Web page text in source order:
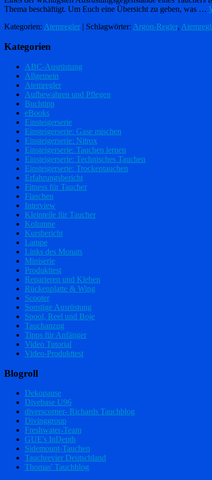
Thema beschäftigt. Um Euch eine Übersicht zu geben, was …
Kategorien: Atemregler | Schlagwörter: Argon-Regler,
Kategorien
ABC-Ausrüstung
Allgemein
Atemregler
Aufbewahren und Pflegen
Buchtipp
eBooks
Einsteigerserie
Einsteigerserie: Gase mischen
Einsteigerserie: Nitrox
Einsteigerserie: Tauchen lernen
Einsteigerserie: Technisches Tauchen
Einsteigerserie: Trockentauchen
Erfahrungsbericht
Fitness für Taucher
Flaschen
Interview
Kleinteile für Taucher
Kolumne
Kursbericht
Lampe
Links des Monats
Miniserie
Produkttest
Reparieren und Kleben
Rückenplatte & Wing
Scooter
Sonstige Ausrüstung
Spool, Reel und Boje
Tauchanzug
Tipps für Anfänger
Video Tutorial
Video-Produkttest
Blogroll
Dekopause
Divebase U96
diverscorner- Richards Tauchblog
Divinggroup
Freshwater-Team
GUE's InDepth
Sidemount-Tauchen
Tauchrevier Deutschland
Thomas' Tauchblog